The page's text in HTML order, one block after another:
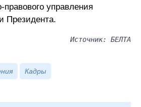
правового управления
Президента.
Источник: БЕЛТА
Кадры